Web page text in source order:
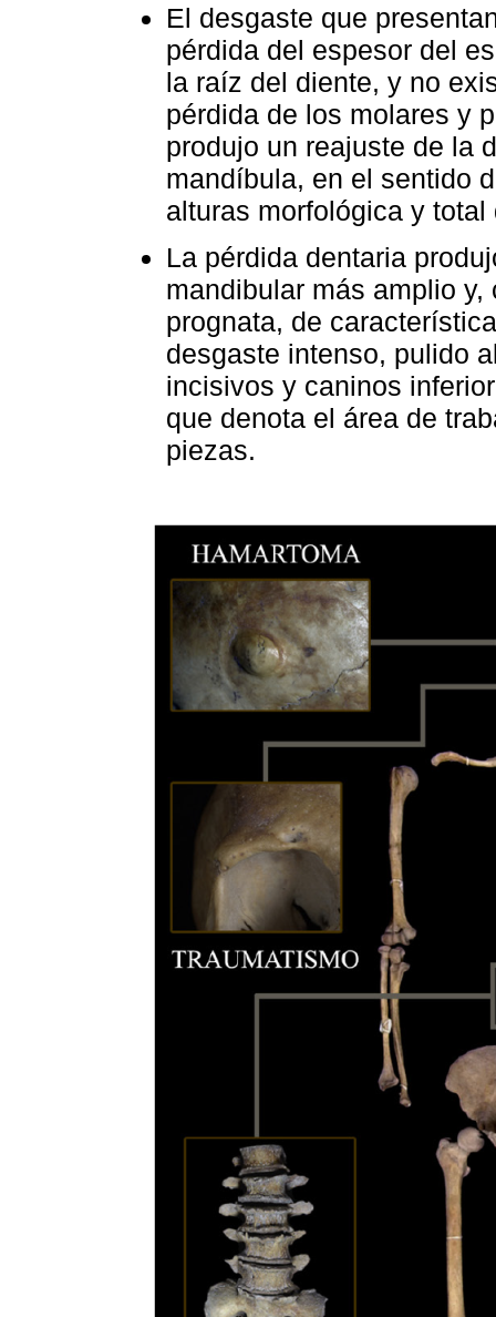
El desgaste que
pérdida del espesor del
la raíz del diente, y no
pérdida de los molares y
produjo un reajuste de la
mandíbula, en el sentido
alturas morfológica y total
La pérdida dentaria
mandibular más amplio
prognata, de
desgaste intenso, pulido
incisivos y caninos
que denota el área de
piezas.